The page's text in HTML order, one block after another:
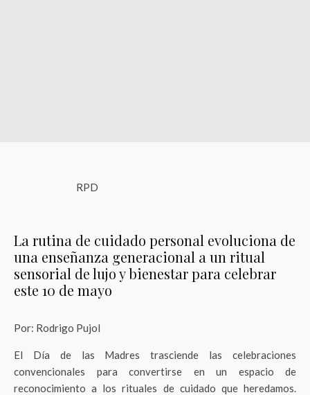
RPD
La rutina de cuidado personal evoluciona de
una enseñanza generacional a un ritual
sensorial de lujo y bienestar para celebrar
este 10 de mayo
Por: Rodrigo Pujol
El Día de las Madres trasciende las celebraciones
convencionales para convertirse en un espacio de
reconocimiento a los rituales de cuidado que heredamos.